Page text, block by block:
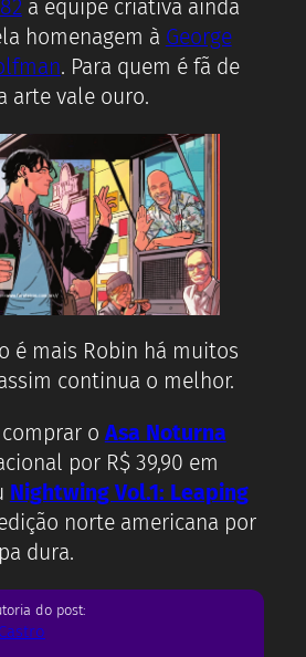
a equipe criativa ainda
homenagem à George
. Para quem é fã de
arte vale ouro.
é mais Robin há muitos
continua o melhor.
o Asa Noturna
por R$ 39,90 em
Nightwing Vol.1: Leaping
norte americana por
dura.
do post: